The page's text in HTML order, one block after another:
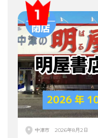
中津市 2026年8月2日